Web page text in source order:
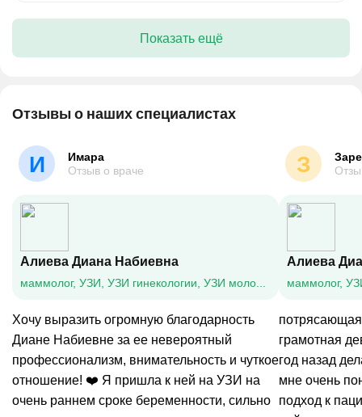
Показать ещё
Отзывы о наших специалистах
И
Имара
Отзыв о враче
Алиева Диана Набиевна
Хочу выразить огромную благодарность
Диане Набиевне за ее невероятный
профессионализм, внимательность и чуткое
отношение! ❤️ Я пришла к ней на УЗИ на
очень раннем сроке беременности, сильно
З
Алиева
грамотная
год назад
мне очень
подход к